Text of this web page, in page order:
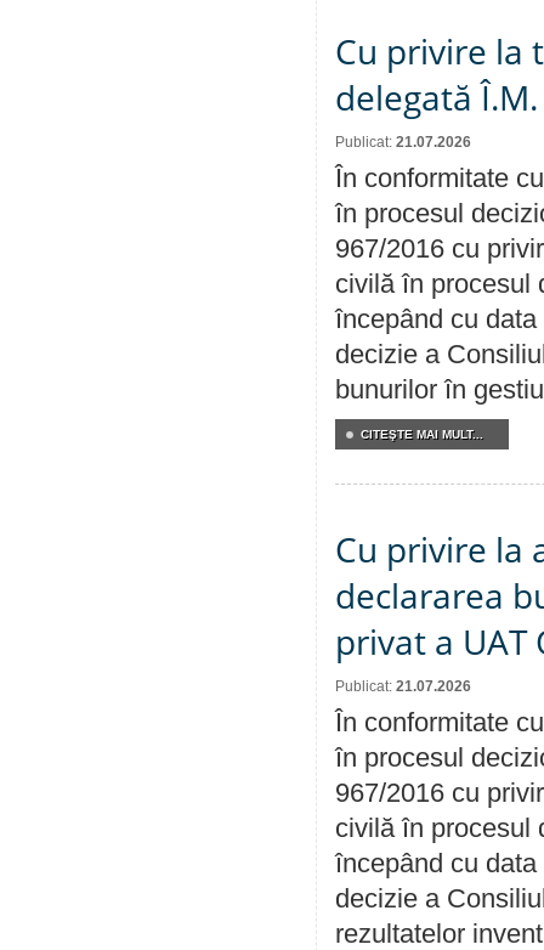
Cu privire la
delegată
Publicat: 21.07.2026
În conformitate
în procesul
967/2016 cu
civilă în procesul
începând cu
decizie a
bunurilor în
CITEŞTE MAI MULT...
Cu privire la
declararea
privat a UAT
Publicat: 21.07.2026
În conformitate
în procesul
967/2016 cu
civilă în procesul
începând cu
decizie a
rezultatelor